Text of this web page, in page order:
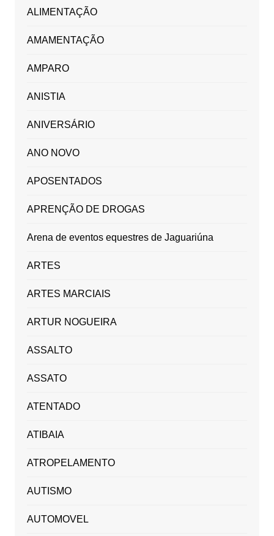
ALIMENTAÇÃO
AMAMENTAÇÃO
AMPARO
ANISTIA
ANIVERSÁRIO
ANO NOVO
APOSENTADOS
APRENÇÃO DE DROGAS
Arena de eventos equestres de Jaguariúna
ARTES
ARTES MARCIAIS
ARTUR NOGUEIRA
ASSALTO
ASSATO
ATENTADO
ATIBAIA
ATROPELAMENTO
AUTISMO
AUTOMOVEL